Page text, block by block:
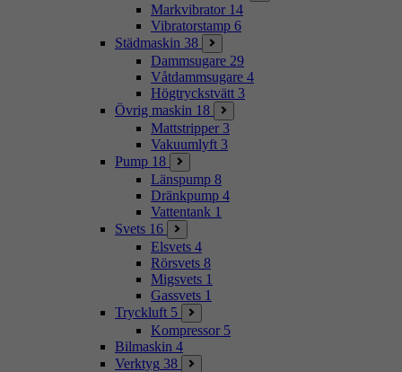
Markvibrator 14
Vibratorstamp 6
Städmaskin 38
Dammsugare 29
Våtdammsugare 4
Högtryckstvätt 3
Övrig maskin 18
Mattstripper 3
Vakuumlyft 3
Pump 18
Länspump 8
Dränkpump 4
Vattentank 1
Svets 16
Elsvets 4
Rörsvets 8
Migsvets 1
Gassvets 1
Tryckluft 5
Kompressor 5
Bilmaskin 4
Verktyg 38